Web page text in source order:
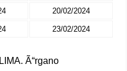
20/02/2024
23/02/2024
Ã“rgano